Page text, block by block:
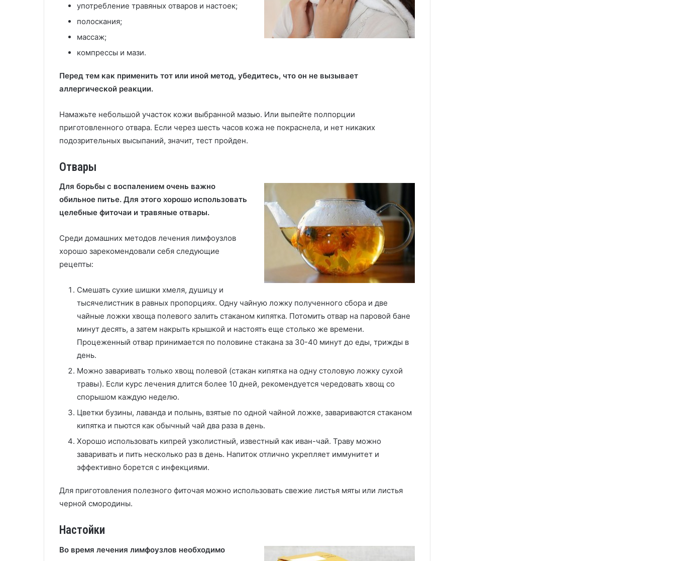
употребление травяных отваров и настоек;
полоскания;
массаж;
компрессы и мази.
Перед тем как применить тот или иной метод, убедитесь, что он не вызывает
аллергической реакции.
Намажьте небольшой участок кожи выбранной мазью. Или выпейте полпорции
приготовленного отвара. Если через шесть часов кожа не покраснела, и нет никаких
подозрительных высыпаний, значит, тест пройден.
Отвары
Для борьбы с воспалением очень важно
обильное питье. Для этого хорошо использовать
целебные фиточаи и травяные отвары.
Среди домашних методов лечения лимфоузлов
хорошо зарекомендовали себя следующие
рецепты:
Смешать сухие шишки хмеля, душицу и
тысячелистник в равных пропорциях. Одну чайную ложку полученного сбора и две
чайные ложки хвоща полевого залить стаканом кипятка. Потомить отвар на паровой бане
минут десять, а затем накрыть крышкой и настоять еще столько же времени.
Процеженный отвар принимается по половине стакана за 30-40 минут до еды, трижды в
день.
Можно заваривать только хвощ полевой (стакан кипятка на одну столовую ложку сухой
травы). Если курс лечения длится более 10 дней, рекомендуется чередовать хвощ со
спорышом каждую неделю.
Цветки бузины, лаванда и полынь, взятые по одной чайной ложке, завариваются стаканом
кипятка и пьются как обычный чай два раза в день.
Хорошо использовать кипрей узколистный, известный как иван-чай. Траву можно
заваривать и пить несколько раз в день. Напиток отлично укрепляет иммунитет и
эффективно борется с инфекциями.
Для приготовления полезного фиточая можно использовать свежие листья мяты или листья
черной смородины.
Настойки
Во время лечения лимфоузлов необходимо